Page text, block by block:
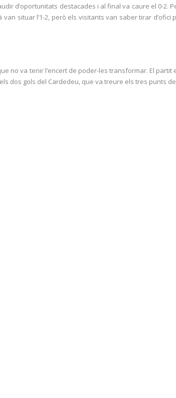
d’oportunitats destacades i al final va caure el 0-2.
situar l’1-2, però els visitants van saber tirar
no va tenir l’encert de poder-les transformar. El partit
dos gols del Cardedeu, que va treure els tres punts